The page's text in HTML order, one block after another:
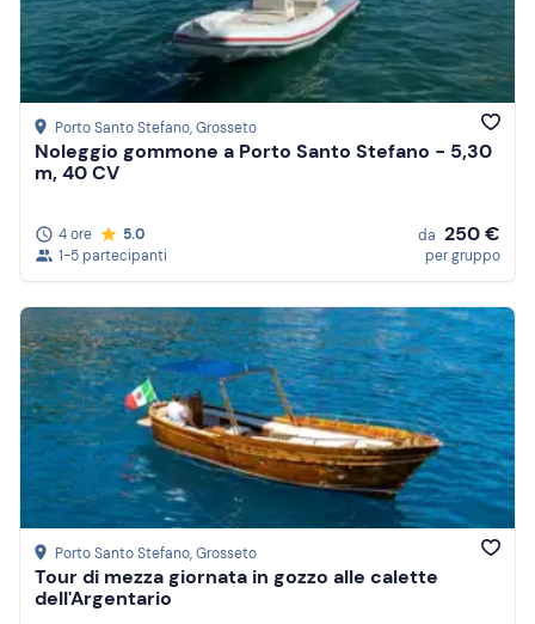
Porto Santo Stefano, Grosseto
Noleggio gommone a Porto Santo Stefano - 5,30
m, 40 CV
4 ore
5.0
1-5 partecipanti
da 250 €
per gruppo
Porto Santo Stefano, Grosseto
Tour di mezza giornata in gozzo alle calette
dell'Argentario